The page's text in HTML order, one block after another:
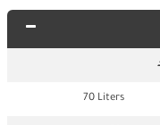
70 Liters